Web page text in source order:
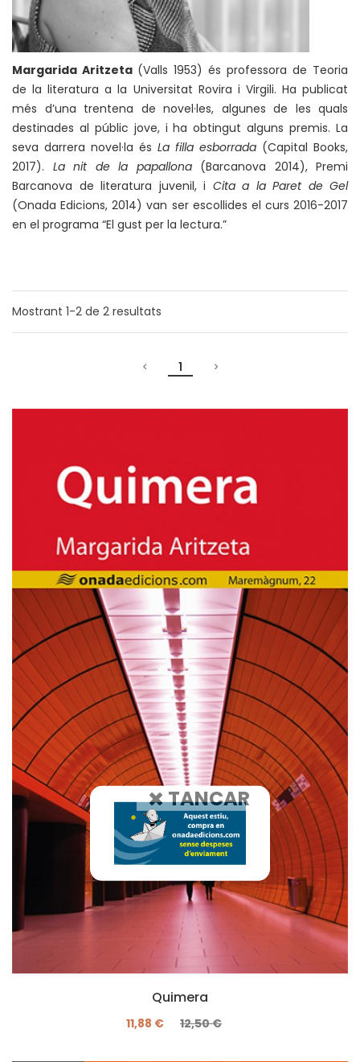
Margarida Aritzeta (Valls 1953) és professora de Teoria
de la literatura a la Universitat Rovira i Virgili. Ha publicat
més d’una trentena de novel·les, algunes de les quals
destinades al públic jove, i ha obtingut alguns premis. La
seva darrera novel·la és La filla esborrada (Capital Books,
2017). La nit de la papallona(Barcanova 2014), Premi
Barcanova de literatura juvenil, i Cita a la Paret de Gel
(Onada Edicions, 2014) van ser escollides el curs 2016-2017
en el programa “El gust per la lectura.”
Mostrant 1-2 de 2 resultats
1
Quimera
11,88 € 12,50 €
TANCAR